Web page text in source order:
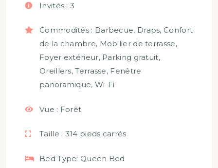
Invités : 3
Commodités : Barbecue, Draps, Confort
de la chambre, Mobilier de terrasse,
Foyer extérieur, Parking gratuit,
Oreillers,Terrasse, Fenêtre
panoramique, Wi-Fi
Vue : Forêt
Taille : 314 pieds carrés
Bed Type: Queen Bed